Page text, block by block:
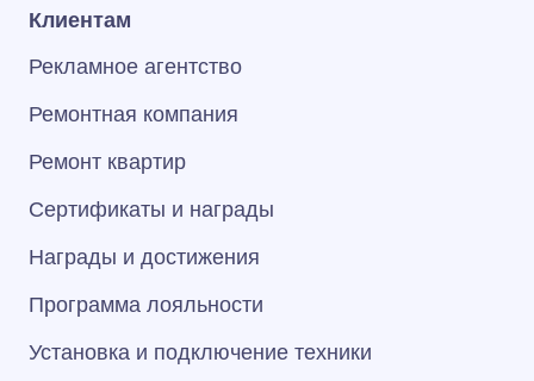
Клиентам
Рекламное агентство
Ремонтная компания
Ремонт квартир
Сертификаты и награды
Награды и достижения
Программа лояльности
Установка и подключение техники